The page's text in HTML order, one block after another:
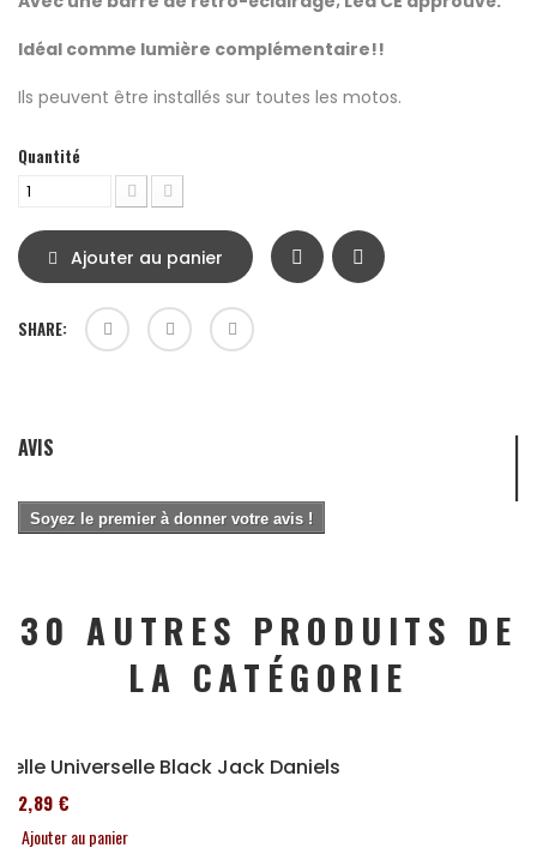
Idéal comme lumière complémentaire!!
Ils peuvent être installés sur toutes les motos.
Quantité
Ajouter au panier
SHARE:
AVIS
Soyez le premier à donner votre avis !
30 AUTRES PRODUITS DE
LA CATÉGORIE
Selle Universelle Black Jack Daniels
152,89 €
Ajouter au panier